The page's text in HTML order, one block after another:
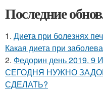
Последние
1. Диета при болезнях
Какая диета при
2. Федорин день 2019.
СЕГОДНЯ НУЖНО
СДЕЛАТЬ?